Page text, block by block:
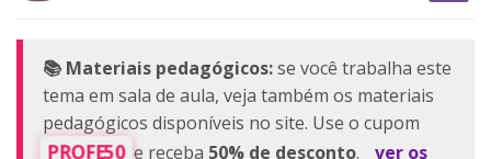
📚 Materiais pedagógicos:se você trabalha este
tema em sala de aula, veja também os materiais
pedagógicos disponíveis no site. Use o cupom
PROFE50 e receba 50% de desconto.
ver os